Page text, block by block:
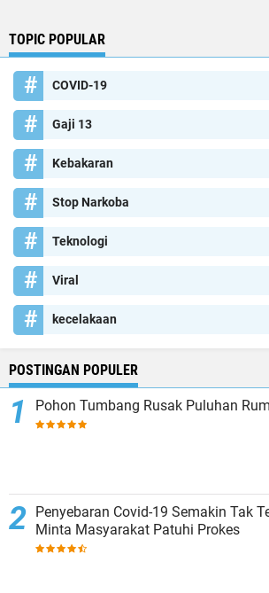
TOPIC POPULAR
COVID-19
Gaji 13
Kebakaran
Stop Narkoba
Teknologi
Viral
kecelakaan
POSTINGAN POPULER
Pohon Tumbang Rusak Puluhan
Penyebaran Covid-19 Semakin Tak
Minta Masyarakat Patuhi Prokes